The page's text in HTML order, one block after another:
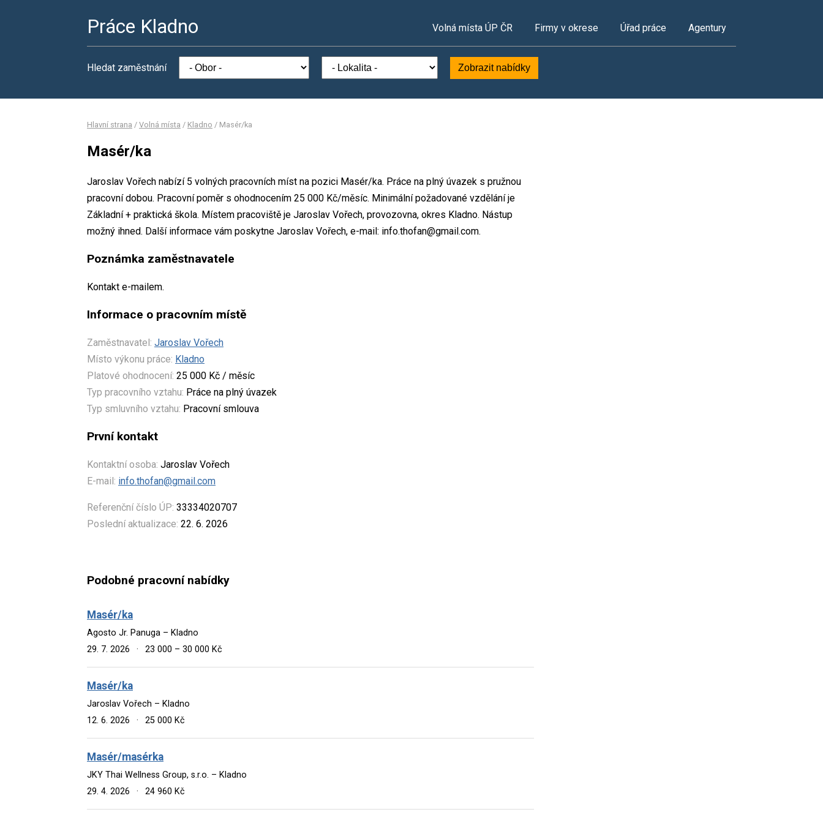
Práce Kladno Volná místa ÚP ČR Firmy v okrese Úřad práce Agentury
Hledat zaměstnání Zobrazit nabídky
Hlavní strana / Volná místa / Kladno / Masér/ka
Masér/ka
Jaroslav Vořech nabízí 5 volných pracovních míst na pozici Masér/ka. Práce na plný úvazek s pružnou
pracovní dobou. Pracovní poměr s ohodnocením 25 000 Kč/měsíc. Minimální požadované vzdělání je
Základní + praktická škola. Místem pracoviště je Jaroslav Vořech, provozovna, okres Kladno. Nástup
možný ihned. Další informace vám poskytne Jaroslav Vořech, e-mail: info.thofan@gmail.com.
Poznámka zaměstnavatele
Kontakt e-mailem.
Informace o pracovním místě
Zaměstnavatel: Jaroslav Vořech
Místo výkonu práce: Kladno
Platové ohodnocení: 25 000 Kč / měsíc
Typ pracovního vztahu: Práce na plný úvazek
Typ smluvního vztahu: Pracovní smlouva
První kontakt
Kontaktní osoba: Jaroslav Vořech
E-mail: info.thofan@gmail.com
Referenční číslo ÚP: 33334020707
Poslední aktualizace: 22. 6. 2026
Podobné pracovní nabídky
Masér/ka
Agosto Jr. Panuga – Kladno
29. 7. 2026
· 23 000 – 30 000 Kč
Masér/ka
Jaroslav Vořech – Kladno
12. 6. 2026
· 25 000 Kč
Masér/masérka
JKY Thai Wellness Group, s.r.o. – Kladno
29. 4. 2026
· 24 960 Kč